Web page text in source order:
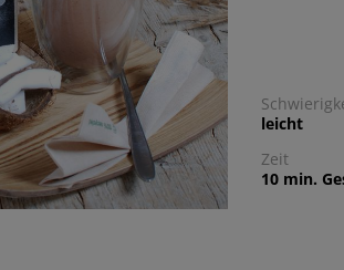
leicht
Zeit
10 min.